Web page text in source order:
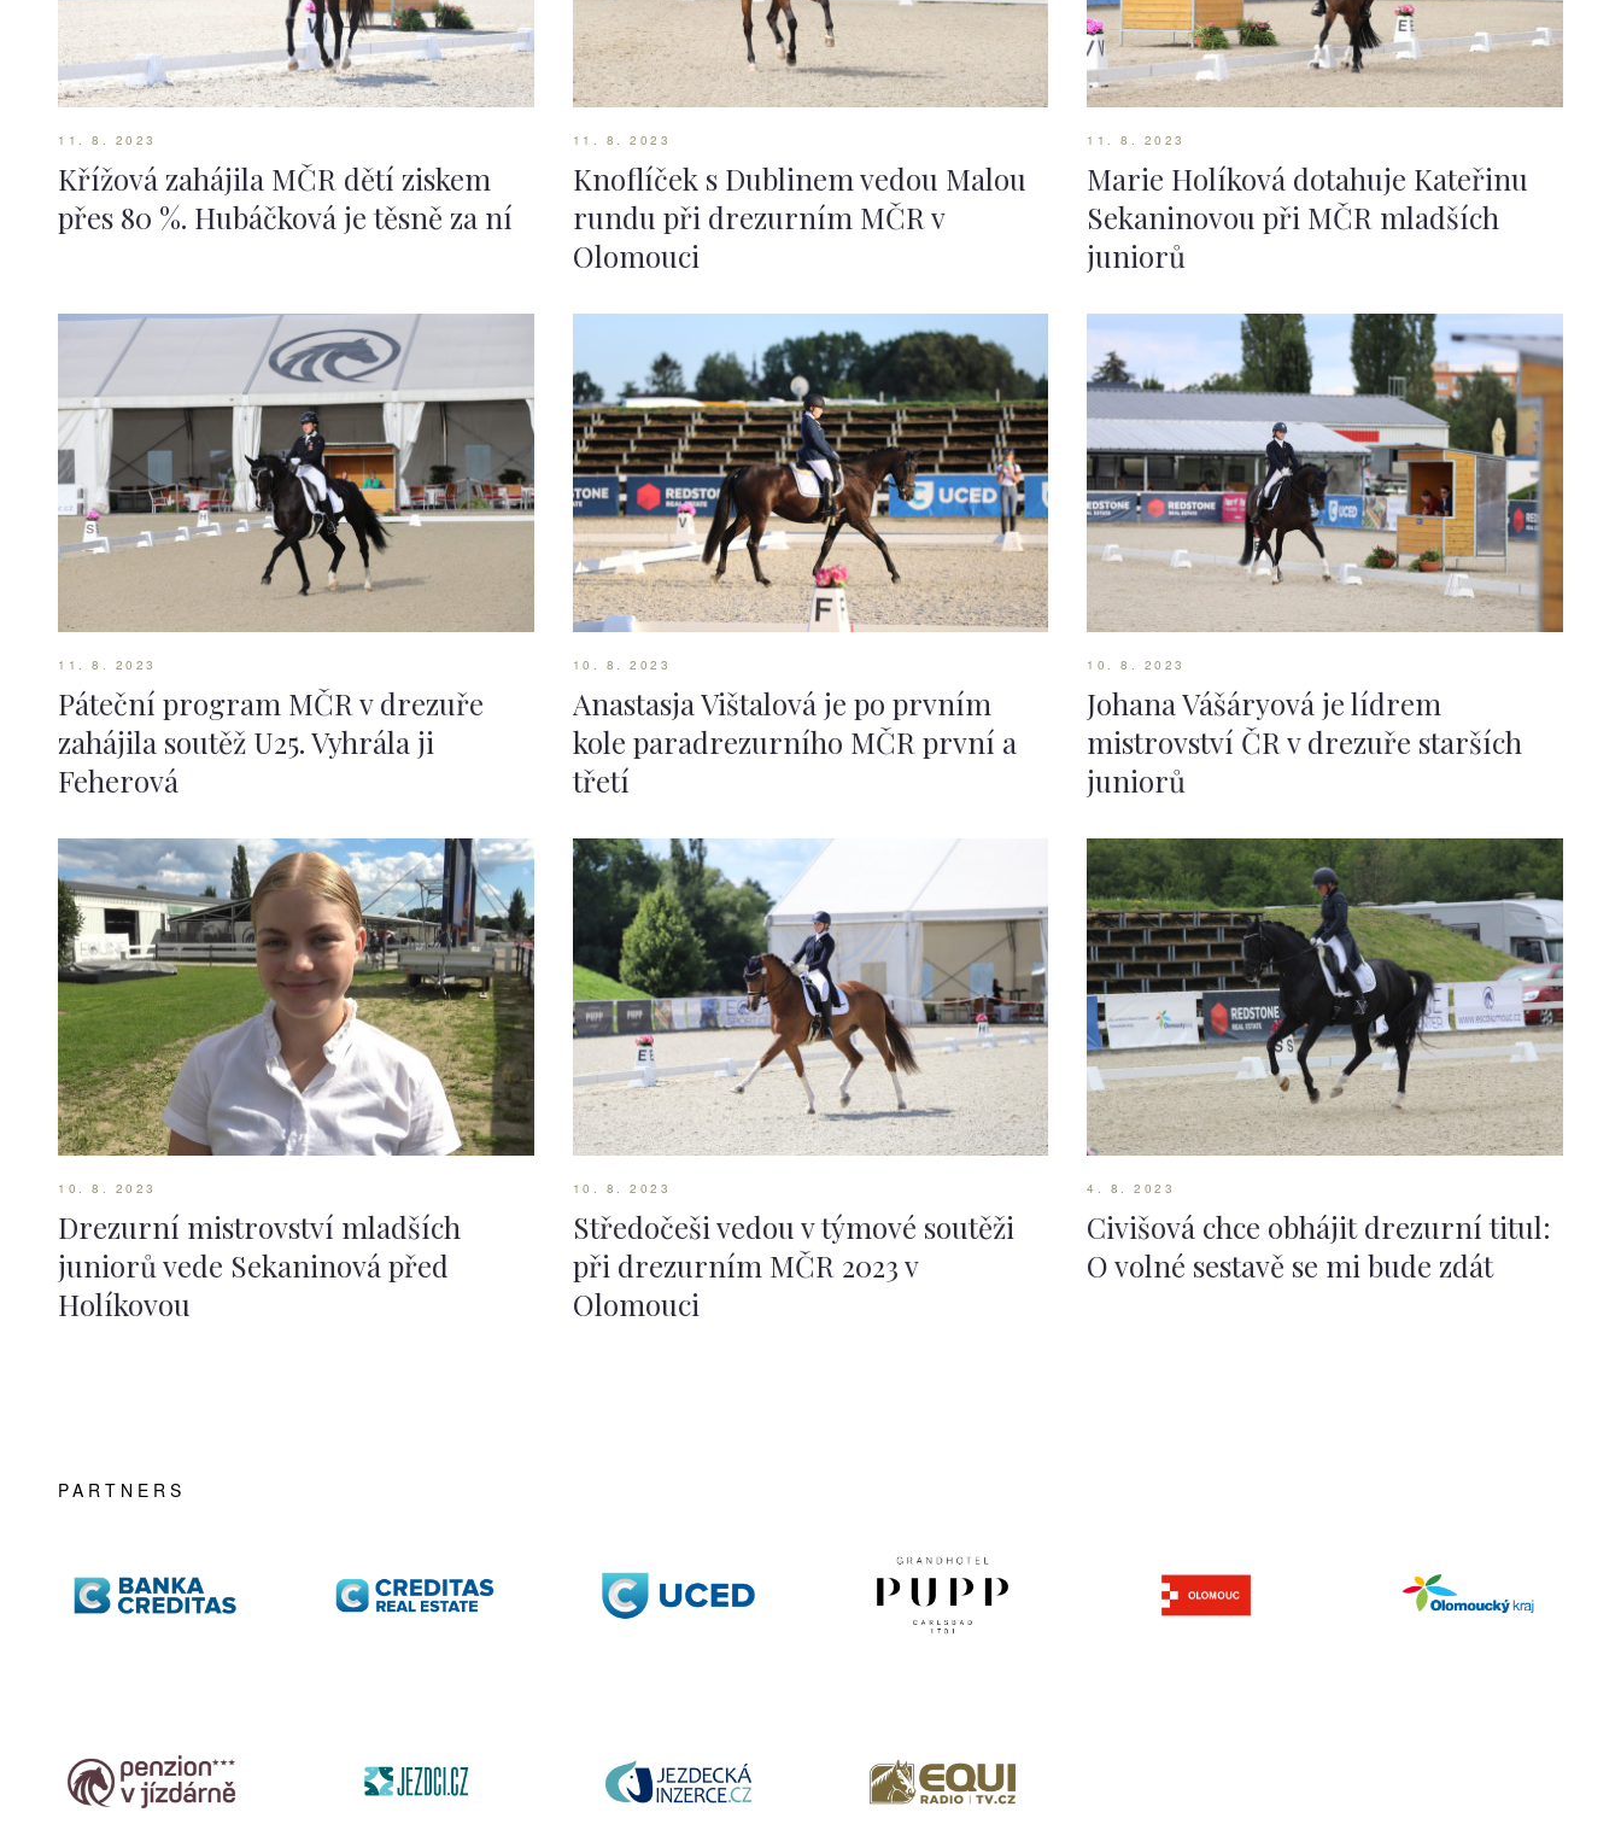
11. 8. 2023
Křížová zahájila MČR dětí ziskem
přes 80 %. Hubáčková je těsně za ní
11. 8. 2023
Knoflíček s Dublinem vedou Malou
rundu při drezurním MČR v
Olomouci
11. 8. 2023
Marie Holíková dotahuje Kateřinu
Sekaninovou při MČR mladších
juniorů
11. 8. 2023
Páteční program MČR v drezuře
zahájila soutěž U25. Vyhrála ji
Feherová
10. 8. 2023
Anastasja Vištalová je po prvním
kole paradrezurního MČR první a
třetí
10. 8. 2023
Johana Vášáryová je lídrem
mistrovství ČR v drezuře starších
juniorů
10. 8. 2023
Drezurní mistrovství mladších
juniorů vede Sekaninová před
Holíkovou
10. 8. 2023
Středočeši vedou v týmové soutěži
při drezurním MČR 2023 v
Olomouci
4. 8. 2023
Civišová chce obhájit drezurní titul:
O volné sestavě se mi bude zdát
PARTNERS